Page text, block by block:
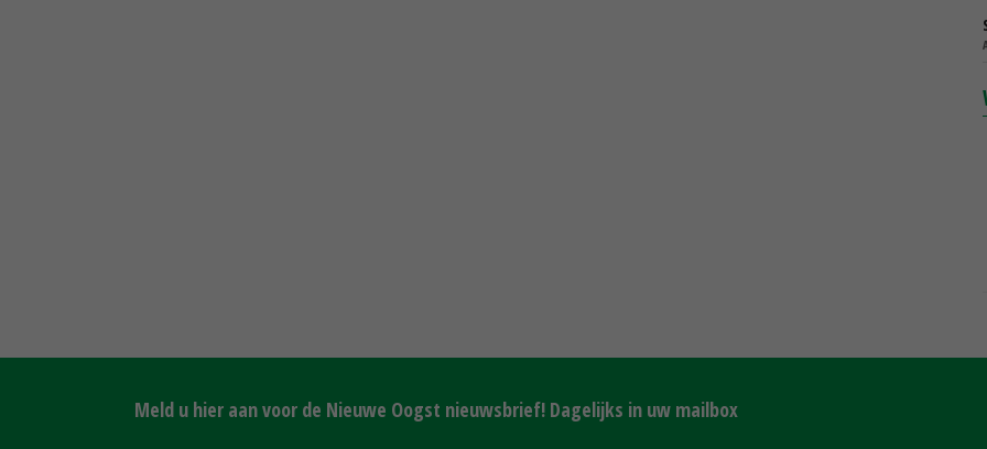
Meld u hier aan voor de Nieuwe Oogst nieuwsbrief! Dagelijks in uw mailbox